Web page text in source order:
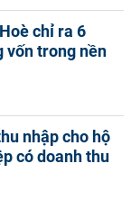
chỉ ra 6
vốn trong nền
nhập cho hộ
có doanh thu